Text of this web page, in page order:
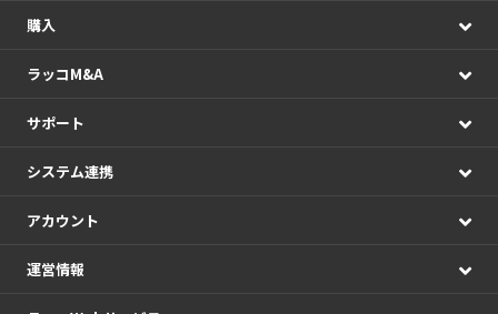
購入
ラッコM&A
サポート
システム連携
アカウント
運営情報